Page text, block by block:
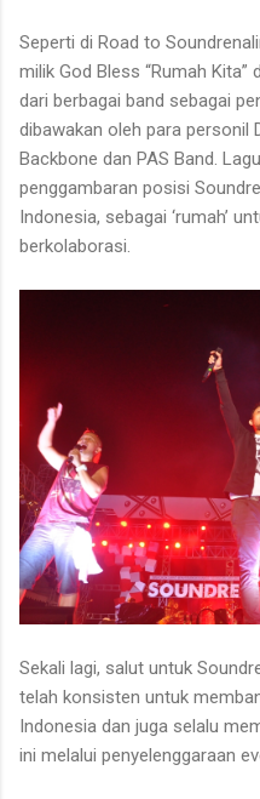
Seperti di Road to
milik God Bless “Rumah
dari berbagai band sebagai
dibawakan oleh para personil
Backbone dan PAS Band.
penggambaran posisi
Indonesia, sebagai ‘rumah’
berkolaborasi.
Sekali lagi, salut untuk
telah konsisten untuk
Indonesia dan juga selalu
ini melalui penyelenggaraan